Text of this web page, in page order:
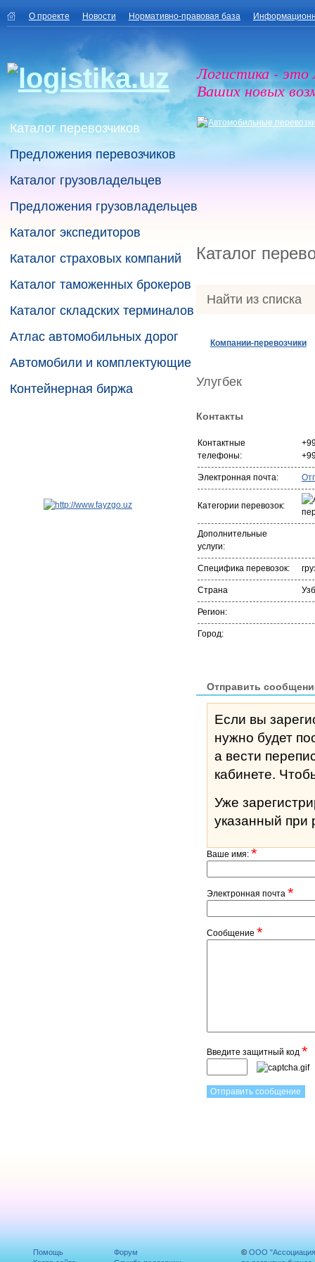
О проекте Новости Нормативно-правовая база
Логистика - это
Ваших новых
Каталог перевозчиков
Предложения перевозчиков
Каталог грузовладельцев
Предложения грузовладельцев
Каталог экспедиторов
Каталог страховых компаний
Каталог таможенных брокеров
Каталог складских терминалов
Атлас автомобильных дорог
Автомобили и комплектующие
Контейнерная биржа
Каталог
Найти из списка
Компании-перевозчики
Улугбек
Контакты
Контактные
телефоны:
Электронная почта:
Категории перевозок:
Дополнительные
услуги:
Специфика перевозок:
Страна
Регион:
Город:
Отправить
Если вы
нужно будет
а вести
Уже
указанный при
Ваше имя:*
Электронная почта *
Сообщение *
Введите защитный код *
Помощь
Форум
© ООО "Ассоциация